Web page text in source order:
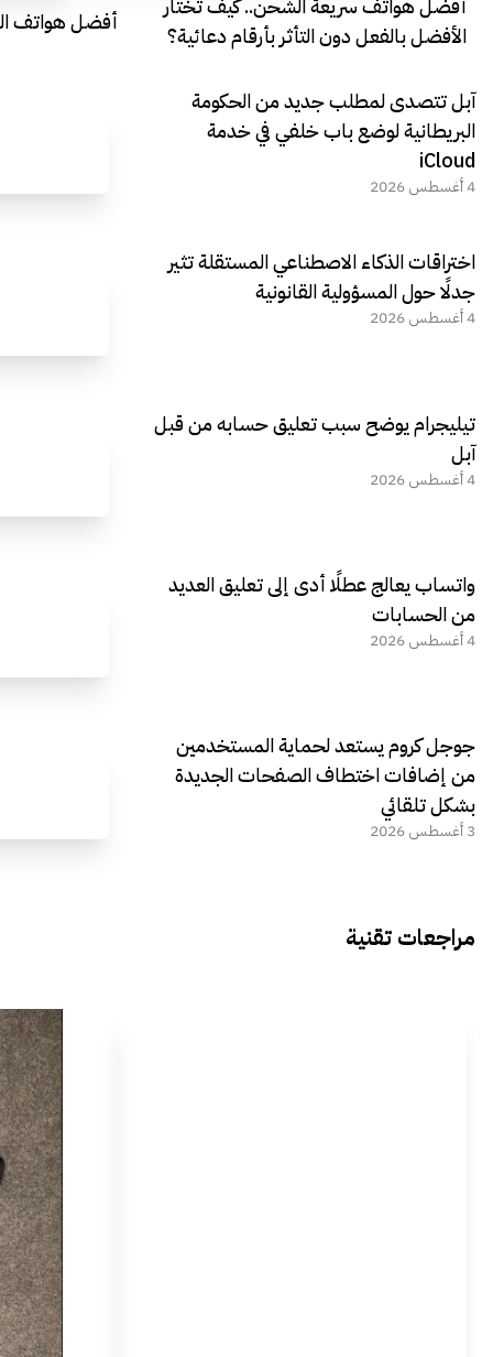
أفضل هواتف سريعة الشحن.. كيف تختار
الأفضل بالفعل دون التأثر بأرقام دعائية؟
أفضل هواتف
آبل تتصدى لمطلب جديد من الحكومة
البريطانية لوضع باب خلفي في خدمة
iCloud
4 أغسطس 2026
اختراقات الذكاء الاصطناعي المستقلة تثير
جدلًا حول المسؤولية القانونية
4 أغسطس 2026
تيليجرام يوضح سبب تعليق حسابه من قبل
آبل
4 أغسطس 2026
واتساب يعالج عطلًا أدى إلى تعليق العديد
من الحسابات
4 أغسطس 2026
جوجل كروم يستعد لحماية المستخدمين
من إضافات اختطاف الصفحات الجديدة
بشكل تلقائي
3 أغسطس 2026
مراجعات تقنية